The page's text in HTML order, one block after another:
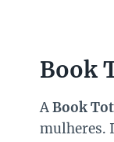
Book
ABook
mulheres.